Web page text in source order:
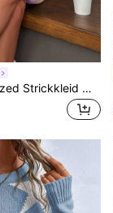
EURMUSE Oversized Strickkleid mit pastellfarbenen Candy-Streifen - weiche rosa und zitronengelbe breite horizontale Streifen, bequem